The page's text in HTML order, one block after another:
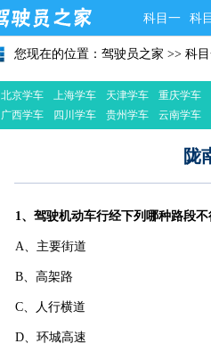
科目一 科
您现在的位置： 驾驶员之家 >> 科
北京学车 上海学车 天津学车 重庆学车
广西学车
四川学车 贵州学车 云南学车
陇
1、驾驶机动车行经下列哪种路段不
A、主要街道
B、高架路
C、人行横道
D、环城高速